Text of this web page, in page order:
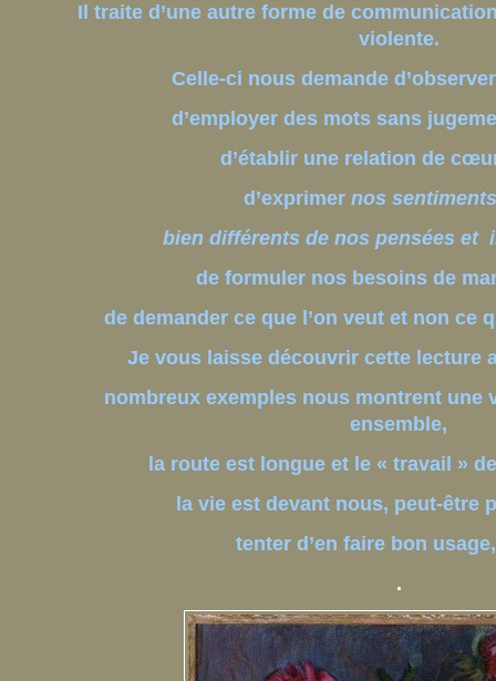
Il traite d’une autre forme de
violente.
Celle-ci nous demande
d’employer des mots sans
d’établir une relation de
d’exprimer nos
bien différents de nos pensées et
de formuler nos besoins de
de demander ce que l’on veut et non ce
Je vous laisse découvrir cette lecture
nombreux exemples nous montrent une
ensemble,
la route est longue et le « travail »
la vie est devant nous, peut-être
tenter d’en faire bon
.